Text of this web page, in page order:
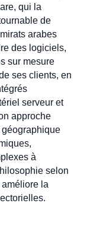
qui la
de
arabes
des logiciels,
sur mesure
ses clients, en
serveur et
approche
à
selon
la